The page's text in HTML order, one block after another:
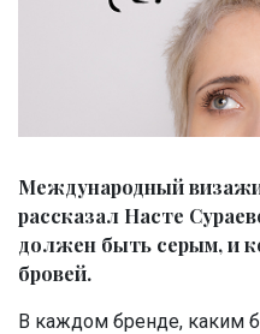
Международный
рассказал Насте
должен быть серым, и
бровей.
В каждом бренде, каким